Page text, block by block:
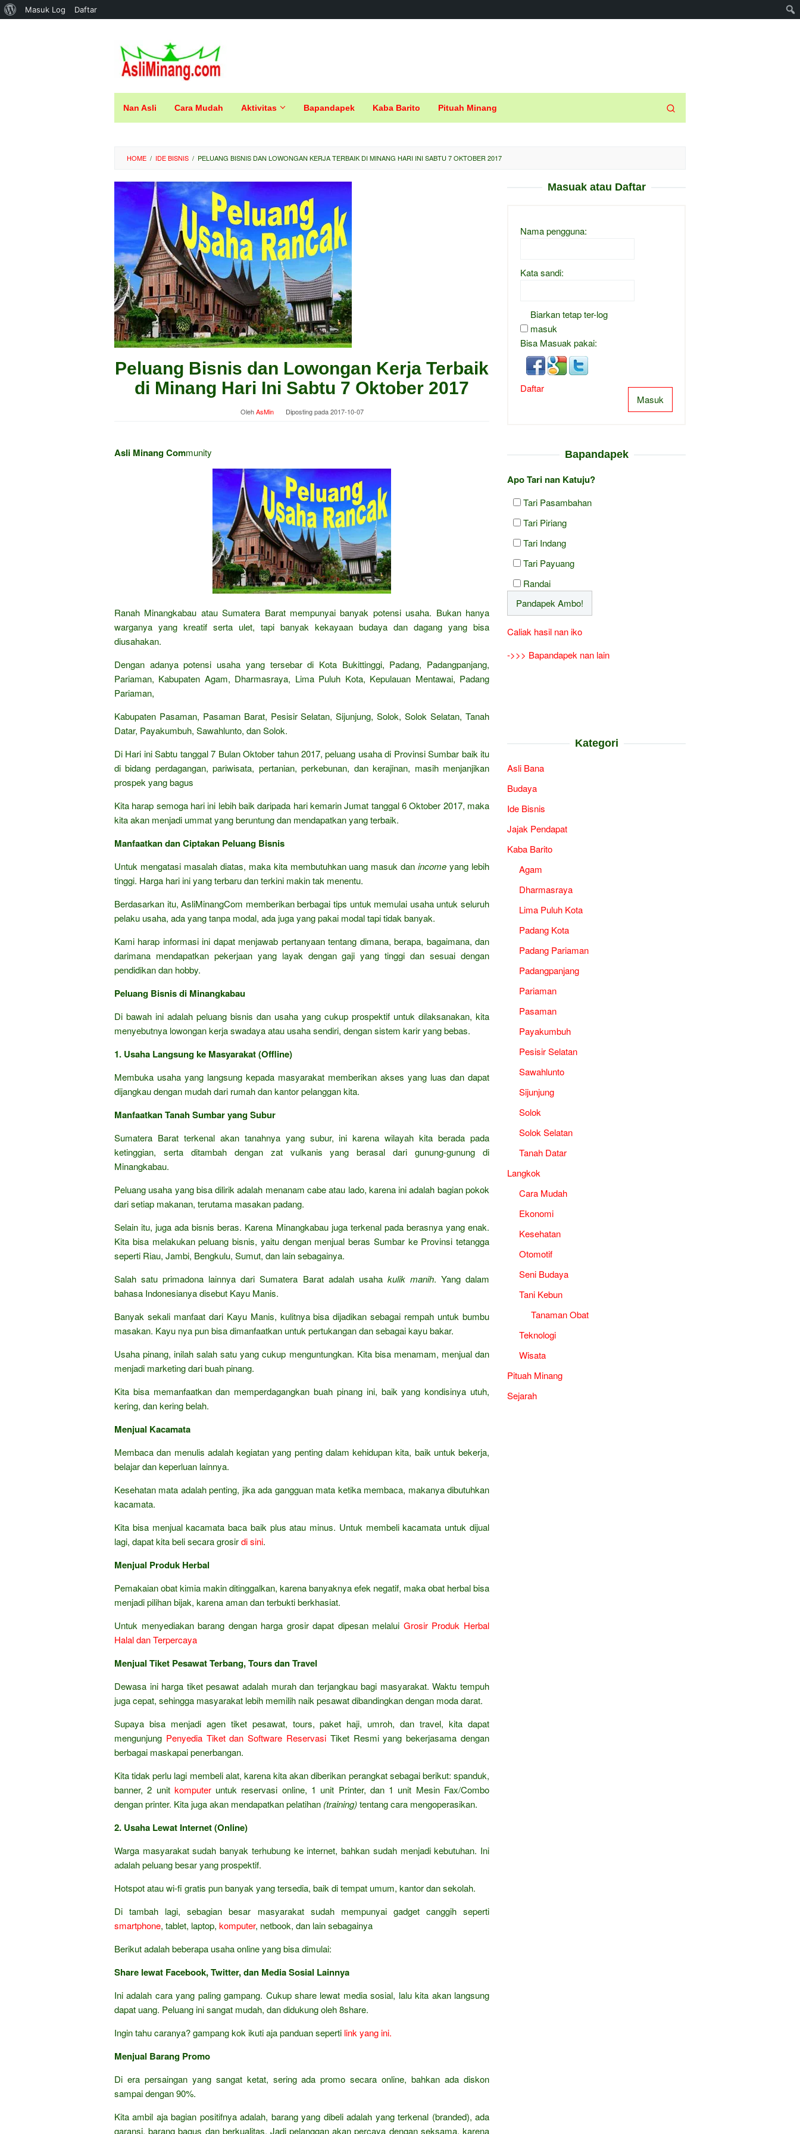
Tentang
Masuk Log Daftar
konten
Nan Asli Cara Mudah Aktivitas Bapandapek Kaba Barito Pituah Minang
HOME / IDE BISNIS / PELUANG BISNIS DAN LOWONGAN KERJA TERBAIK DI MINANG HARI INI SABTU 7 OKTOBER 2017
Peluang Bisnis dan Lowongan Kerja Terbaik
di Minang Hari Ini Sabtu 7 Oktober 2017
OlehAsMin Diposting pada2017-10-07
Asli Minang Community
Ranah Minangkabau atau Sumatera Barat mempunyai banyak potensi usaha. Bukan hanya
warganya yang kreatif serta ulet, tapi banyak kekayaan budaya dan dagang yang bisa
diusahakan.
Dengan adanya potensi usaha yang tersebar di Kota Bukittinggi, Padang, Padangpanjang,
Pariaman, Kabupaten Agam, Dharmasraya, Lima Puluh Kota, Kepulauan Mentawai, Padang
Pariaman,
Kabupaten Pasaman, Pasaman Barat, Pesisir Selatan, Sijunjung, Solok, Solok Selatan, Tanah
Datar, Payakumbuh, Sawahlunto, dan Solok.
Di Hari ini Sabtu tanggal 7 Bulan Oktober tahun 2017, peluang usaha di Provinsi Sumbar baik itu
di bidang perdagangan, pariwisata, pertanian, perkebunan, dan kerajinan, masih menjanjikan
prospek yang bagus
Kita harap semoga hari ini lebih baik daripada hari kemarin Jumat tanggal 6 Oktober 2017, maka
kita akan menjadi ummat yang beruntung dan mendapatkan yang terbaik.
Manfaatkan dan Ciptakan Peluang Bisnis
Untuk mengatasi masalah diatas, maka kita membutuhkan uang masuk danincome yang lebih
tinggi. Harga hari ini yang terbaru dan terkini makin tak menentu.
Berdasarkan itu, AsliMinangCom memberikan berbagai tips untuk memulai usaha untuk seluruh
pelaku usaha, ada yang tanpa modal, ada juga yang pakai modal tapi tidak banyak.
Kami harap informasi ini dapat menjawab pertanyaan tentang dimana, berapa, bagaimana, dan
darimana mendapatkan pekerjaan yang layak dengan gaji yang tinggi dan sesuai dengan
pendidikan dan hobby.
Peluang Bisnis di Minangkabau
Di bawah ini adalah peluang bisnis dan usaha yang cukup prospektif untuk dilaksanakan, kita
menyebutnya lowongan kerja swadaya atau usaha sendiri, dengan sistem karir yang bebas.
1. Usaha Langsung ke Masyarakat (Offline)
Membuka usaha yang langsung kepada masyarakat memberikan akses yang luas dan dapat
dijangkau dengan mudah dari rumah dan kantor pelanggan kita.
Manfaatkan Tanah Sumbar yang Subur
Sumatera Barat terkenal akan tanahnya yang subur, ini karena wilayah kita berada pada
ketinggian, serta ditambah dengan zat vulkanis yang berasal dari gunung-gunung di
Minangkabau.
Peluang usaha yang bisa dilirik adalah menanam cabe atau lado, karena ini adalah bagian pokok
dari setiap makanan, terutama masakan padang.
Selain itu, juga ada bisnis beras. Karena Minangkabau juga terkenal pada berasnya yang enak.
Kita bisa melakukan peluang bisnis, yaitu dengan menjual beras Sumbar ke Provinsi tetangga
seperti Riau, Jambi, Bengkulu, Sumut, dan lain sebagainya.
Salah satu primadona lainnya dari Sumatera Barat adalah usaha kulik manih. Yang dalam
bahasa Indonesianya disebut Kayu Manis.
Banyak sekali manfaat dari Kayu Manis, kulitnya bisa dijadikan sebagai rempah untuk bumbu
masakan. Kayu nya pun bisa dimanfaatkan untuk pertukangan dan sebagai kayu bakar.
Usaha pinang, inilah salah satu yang cukup menguntungkan. Kita bisa menamam, menjual dan
menjadi marketing dari buah pinang.
Kita bisa memanfaatkan dan memperdagangkan buah pinang ini, baik yang kondisinya utuh,
kering, dan kering belah.
Menjual Kacamata
Membaca dan menulis adalah kegiatan yang penting dalam kehidupan kita, baik untuk bekerja,
belajar dan keperluan lainnya.
Kesehatan mata adalah penting, jika ada gangguan mata ketika membaca, makanya dibutuhkan
kacamata.
Kita bisa menjual kacamata baca baik plus atau minus. Untuk membeli kacamata untuk dijual
lagi, dapat kita beli secara grosirdi sini.
Menjual Produk Herbal
Pemakaian obat kimia makin ditinggalkan, karena banyaknya efek negatif, maka obat herbal bisa
menjadi pilihan bijak, karena aman dan terbukti berkhasiat.
Untuk menyediakan barang dengan harga grosir dapat dipesan melalui Grosir Produk Herbal
Halal dan Terpercaya
Menjual Tiket Pesawat Terbang, Tours dan Travel
Dewasa ini harga tiket pesawat adalah murah dan terjangkau bagi masyarakat. Waktu tempuh
juga cepat, sehingga masyarakat lebih memilih naik pesawat dibandingkan dengan moda darat.
Supaya bisa menjadi agen tiket pesawat, tours, paket haji, umroh, dan travel, kita dapat
mengunjung Penyedia Tiket dan Software Reservasi Tiket Resmi yang bekerjasama dengan
berbagai maskapai penerbangan.
Kita tidak perlu lagi membeli alat, karena kita akan diberikan perangkat sebagai berikut: spanduk,
banner, 2 unit komputeruntuk reservasi online, 1 unit Printer, dan 1 unit Mesin Fax/Combo
dengan printer. Kita juga akan mendapatkan pelatihan (training) tentang cara mengoperasikan.
2. Usaha Lewat Internet (Online)
Warga masyarakat sudah banyak terhubung ke internet, bahkan sudah menjadi kebutuhan. Ini
adalah peluang besar yang prospektif.
Hotspot atau wi-fi gratis pun banyak yang tersedia, baik di tempat umum, kantor dan sekolah.
Di tambah lagi, sebagian besar masyarakat sudah mempunyai gadget canggih seperti
smartphone, tablet, laptop, komputer, netbook, dan lain sebagainya
Berikut adalah beberapa usaha online yang bisa dimulai:
Share lewat Facebook, Twitter, dan Media Sosial Lainnya
Ini adalah cara yang paling gampang. Cukup share lewat media sosial, lalu kita akan langsung
dapat uang. Peluang ini sangat mudah, dan didukung oleh 8share.
Ingin tahu caranya? gampang kok ikuti aja panduan seperti link yang ini.
Menjual Barang Promo
Di era persaingan yang sangat ketat, sering ada promo secara online, bahkan ada diskon
sampai dengan 90%.
Kita ambil aja bagian positifnya adalah, barang yang dibeli adalah yang terkenal (branded), ada
garansi, barang bagus dan berkualitas. Jadi pelanggan akan percaya dengan seksama, karena
Masuak atau Daftar
Nama pengguna:
Kata sandi:
Biarkan tetap ter-log
masuk
Bisa Masuak pakai:
Masuk
Daftar
Bapandapek
Apo Tari nan Katuju?
Tari Pasambahan
Tari Piriang
Tari Indang
Tari Payuang
Randai
Caliak hasil nan iko
->>> Bapandapek nan lain
Kategori
Asli Bana
Budaya
Ide Bisnis
Jajak Pendapat
Kaba Barito
Agam
Dharmasraya
Lima Puluh Kota
Padang Kota
Padang Pariaman
Padangpanjang
Pariaman
Pasaman
Payakumbuh
Pesisir Selatan
Sawahlunto
Sijunjung
Solok
Solok Selatan
Tanah Datar
Langkok
Cara Mudah
Ekonomi
Kesehatan
Otomotif
Seni Budaya
Tani Kebun
Tanaman Obat
Teknologi
Wisata
Pituah Minang
Sejarah